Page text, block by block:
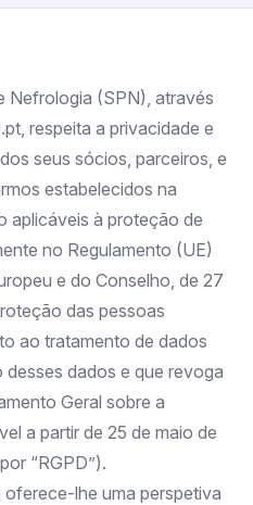
Nefrologia (SPN), através
respeita a privacidade e
seus sócios, parceiros, e
estabelecidos na
aplicáveis à proteção de
no Regulamento (UE)
e do Conselho, de 27
das pessoas
ao tratamento de dados
dados e que revoga
Geral sobre a
a partir de 25 de maio de
“RGPD”).
lhe uma perspetiva